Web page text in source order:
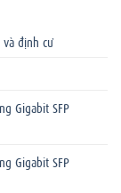
định cư
Gigabit SFP
Gigabit SFP